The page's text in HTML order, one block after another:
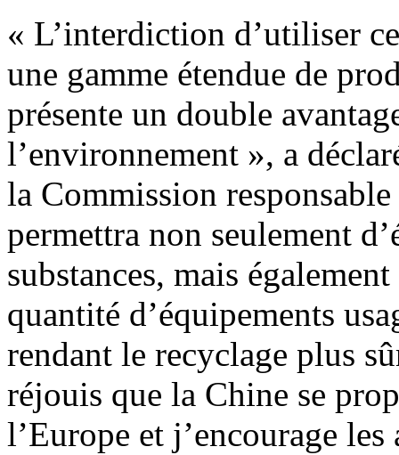
« L’interdiction d’utiliser
une gamme étendue de
présente un double
l’environnement », a
la Commission
permettra non seulement
substances, mais
quantité d’équipements
rendant le recyclage plus
réjouis que la Chine se
l’Europe et j’encourage